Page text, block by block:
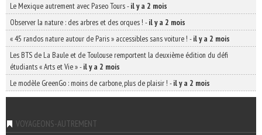
Le Mexique autrement avec Paseo Tours-il y a 2 mois
Observer la nature : des arbres et des orques ! -il y a 2 mois
« 45 randos nature autour de Paris » accessibles sans voiture ! -il y a 2 mois
Les BTS de La Baule et de Toulouse remportent la deuxième édition du défi
étudiants « Arts et Vie »-il y a 2 mois
Le modèle GreenGo : moins de carbone, plus de plaisir ! -il y a 2 mois
VOYAGEONS-AUTREMENT